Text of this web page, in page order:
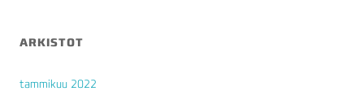
ARKISTOT
tammikuu 2022